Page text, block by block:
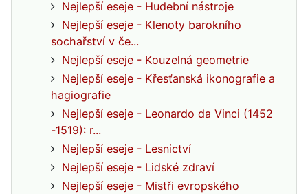
Nejlepší eseje - Hudební nástroje
Nejlepší eseje - Klenoty barokního
sochařství v če...
Nejlepší eseje - Kouzelná geometrie
Nejlepší eseje - Křesťanská ikonografie a
hagiografie
Nejlepší eseje - Leonardo da Vinci (1452
-1519): r...
Nejlepší eseje - Lesnictví
Nejlepší eseje - Lidské zdraví
Nejlepší eseje - Mistři evropského